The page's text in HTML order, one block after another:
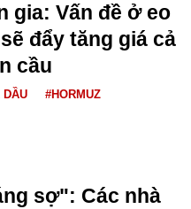
gia: Vấn đề ở eo
đẩy tăng giá cả
cầu
DẦU #HORMUZ
sợ": Các nhà